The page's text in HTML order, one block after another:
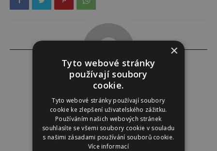
Lucie Šáleová
×
Tyto webové stránky
používají soubory
cookie.
Tyto webové stránky používají soubory
cookie ke zlepšení uživatelského zážitku.
Používáním našich webových stránek
souhlasíte se všemi soubory cookie v souladu
s našimi zásadami používání souborů cookie.
Více informací